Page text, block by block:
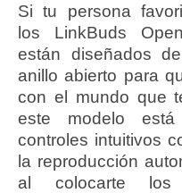
Si tu persona
los LinkBuds
están diseñados
anillo abierto para
con el mundo que
este modelo
controles intuitivos
la reproducción
al colocarte los